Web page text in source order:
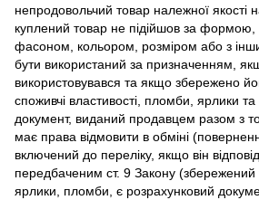
непродовольчий товар належної якості
куплений товар не підійшов за формою,
фасоном, кольором, розміром або з
бути використаний за призначенням,
використовувався та якщо збережено
споживчі властивості, пломби, ярлики
документ, виданий продавцем разом з
має права відмовити в обміні
включений до переліку, якщо він
передбаченим ст. 9 Закону (збережений
ярлики, пломби, є розрахунковий